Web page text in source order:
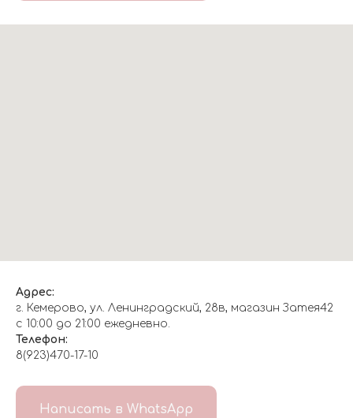
Адрес:
г. Кемерово, ул. Ленинградский, 28в, магазин Затея42
с 10:00 до 21:00 ежедневно.
Телефон:
8(923)470-17-10
Написать в WhatsApp